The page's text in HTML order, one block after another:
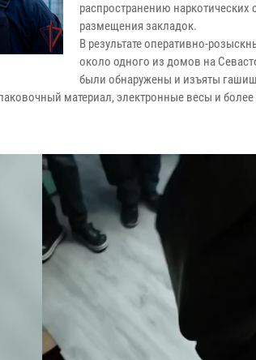
распространению наркотических
размещения закладок.
В результате оперативно-
около одного из домов на
были обнаружены и изъяты
материал, электронные весы и